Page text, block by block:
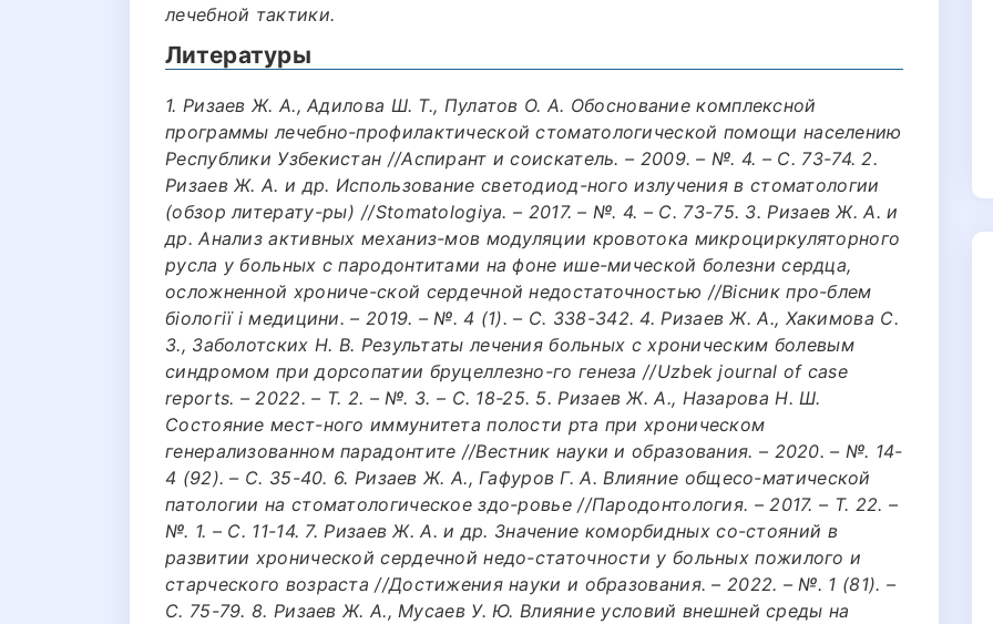
лечебной тактики.
Литературы
1. Ризаев Ж. А., Адилова Ш. Т., Пулатов О. А. Обоснование комплексной
программы лечебно-профилактической стоматологической помощи населению
Республики Узбекистан //Аспирант и соискатель. – 2009. – №. 4. – С. 73-74. 2.
Ризаев Ж. А. и др. Использование светодиод-ного излучения в стоматологии
(обзор литерату-ры) //Stomatologiya. – 2017. – №. 4. – С. 73-75. 3. Ризаев Ж. А. и
др. Анализ активных механиз-мов модуляции кровотока микроциркуляторного
русла у больных с пародонтитами на фоне ише-мической болезни сердца,
осложненной хрониче-ской сердечной недостаточностью //Вісник про-блем
біології і медицини. – 2019. – №. 4 (1). – С. 338-342. 4. Ризаев Ж. А., Хакимова С.
З., Заболотских Н. В. Результаты лечения больных с хроническим болевым
синдромом при дорсопатии бруцеллезно-го генеза //Uzbek journal of case
reports. – 2022. – Т. 2. – №. 3. – С. 18-25. 5. Ризаев Ж. А., Назарова Н. Ш.
Состояние мест-ного иммунитета полости рта при хроническом
генерализованном парадонтите //Вестник науки и образования. – 2020. – №. 14-
4 (92). – С. 35-40. 6. Ризаев Ж. А., Гафуров Г. А. Влияние общесо-матической
патологии на стоматологическое здо-ровье //Пародонтология. – 2017. – Т. 22. –
№. 1. – С. 11-14. 7. Ризаев Ж. А. и др. Значение коморбидных со-стояний в
развитии хронической сердечной недо-статочности у больных пожилого и
старческого возраста //Достижения науки и образования. – 2022. – №. 1 (81). –
С. 75-79. 8. Ризаев Ж. А., Мусаев У. Ю. Влияние условий внешней среды на